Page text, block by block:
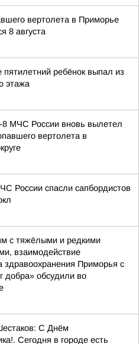
вертолета в Приморье
8 августа
пятилетний ребёнок выпал из
этажа
МЧС России вновь вылетел
вертолета в
России спасли сапбордистов
с тяжёлыми и редкими
взаимодействие
здравоохранения Приморья с
добра» обсудили во
С Днём
Сегодня в городе есть